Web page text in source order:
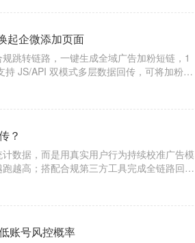
起企微添加页面
跳转链路，一键生成全域广告加粉短链，1
JS/API 双模式多层数据回传，可将加粉、
腾讯等广告后台，优化投放模型、降低获客
？
数据，而是用真实用户行为持续校准广告模
越高；搭配合规第三方工具完成全链路回
意向人群，实现广告投放稳定起量、成本可
账号风控概率